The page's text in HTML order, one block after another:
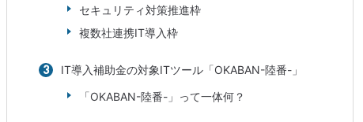
セキュリティ対策推進枠
複数社連携IT導入枠
IT導入補助金の対象ITツール「OKABAN-陸番-」
「OKABAN-陸番-」って一体何？